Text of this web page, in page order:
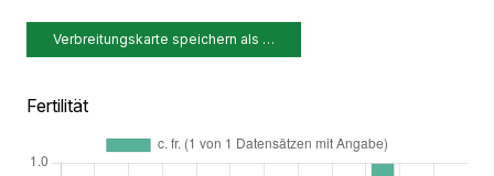
Verbreitungskarte speichern als …
Fertilität